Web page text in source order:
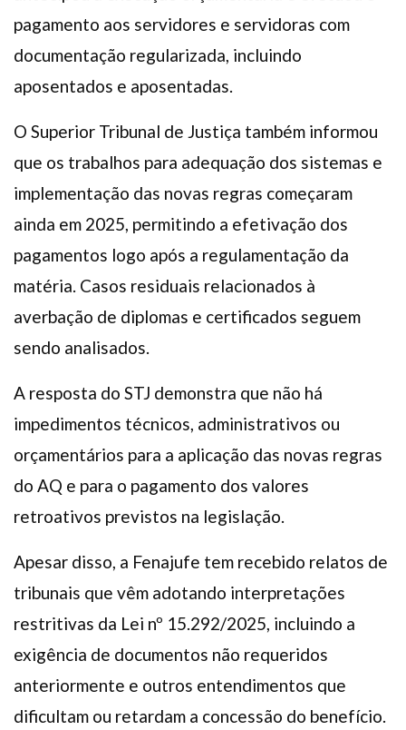
pagamento aos servidores e servidoras com
documentação regularizada, incluindo
aposentados e aposentadas.
O Superior Tribunal de Justiça também informou
que os trabalhos para adequação dos sistemas e
implementação das novas regras começaram
ainda em 2025, permitindo a efetivação dos
pagamentos logo após a regulamentação da
matéria. Casos residuais relacionados à
averbação de diplomas e certificados seguem
sendo analisados.
A resposta do STJ demonstra que não há
impedimentos técnicos, administrativos ou
orçamentários para a aplicação das novas regras
do AQ e para o pagamento dos valores
retroativos previstos na legislação.
Apesar disso, a Fenajufe tem recebido relatos de
tribunais que vêm adotando interpretações
restritivas da Lei nº 15.292/2025, incluindo a
exigência de documentos não requeridos
anteriormente e outros entendimentos que
dificultam ou retardam a concessão do benefício.